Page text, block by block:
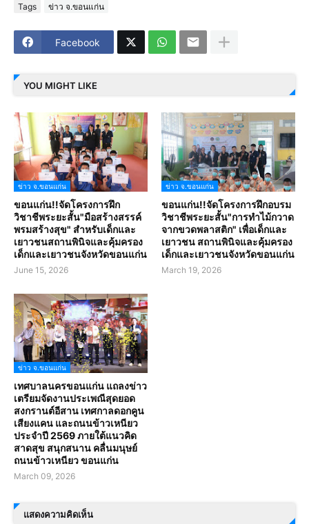
Tags ข่าว จ.ขอนแก่น
Facebook
YOU MIGHT LIKE
ข่าว จ.ขอนแก่น
ขอนแก่น!!จัดโครงการฝึก
วิชาชีพระยะสั้น"มือสร้างสรรค์
พรมสร้างสุข" สำหรับเด็กและ
เยาวชนสถานพินิจและคุ้มครอง
เด็กและเยาวชนจังหวัดขอนแก่น
June 15, 2026
ข่าว จ.ขอนแก่น
ขอนแก่น!!จัดโครงการฝึกอบรม
วิชาชีพระยะสั้น"การทำไม้กวาด
จากขวดพลาสติก" เพื่อเด็กและ
เยาวชน สถานพินิจและคุ้มครอง
เด็กและเยาวชนจังหวัดขอนแก่น
March 19, 2026
ข่าว จ.ขอนแก่น
เทศบาลนครขอนแก่น แถลงข่าว
เตรียมจัดงานประเพณีสุดยอด
สงกรานต์อีสาน เทศกาลดอกคูน
เสียงแคน และถนนข้าวเหนียว
ประจำปี 2569 ภายใต้แนวคิด
สาดสุข สนุกสนาน คลื่นมนุษย์
ถนนข้าวเหนียว ขอนแก่น
March 09, 2026
แสดงความคิดเห็น